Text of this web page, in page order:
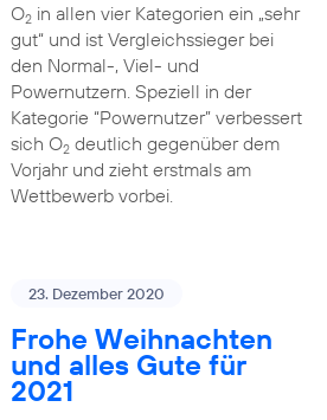
O2in allen vier Kategorien ein „sehr
gut“ und ist Vergleichssieger bei
den Normal-, Viel- und
Powernutzern. Speziell in der
Kategorie “Powernutzer” verbessert
sich O2deutlich gegenüber dem
Vorjahr und zieht erstmals am
Wettbewerb vorbei.
23. Dezember 2020
Frohe Weihnachten
und alles Gute für
2021